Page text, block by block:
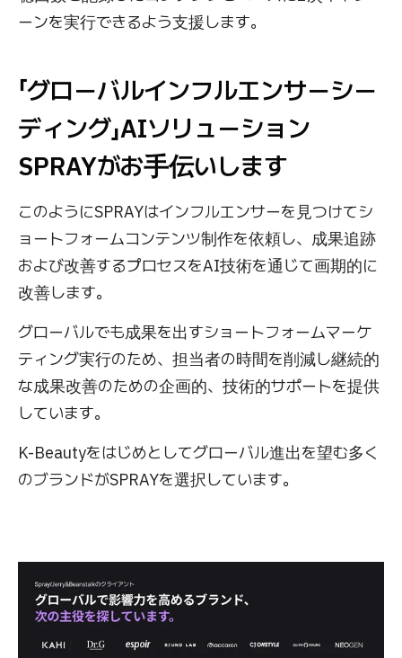
ーンを実行できるよう支援します。
「グローバルインフルエンサーシー
ディング」AIソリューション
SPRAYがお手伝いします
このようにSPRAYはインフルエンサーを見つけてシ
ョートフォームコンテンツ制作を依頼し、成果追跡
および改善するプロセスをAI技術を通じて画期的に
改善します。
グローバルでも成果を出すショートフォームマーケ
ティング実行のため、担当者の時間を削減し継続的
な成果改善のための企画的、技術的サポートを提供
しています。
K-Beautyをはじめとしてグローバル進出を望む多く
のブランドがSPRAYを選択しています。